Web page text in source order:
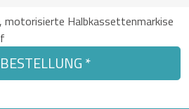
motorisierte Halbkassettenmarkise
*